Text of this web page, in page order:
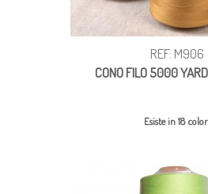
REF: M906
CONO FILO 5000
Esiste in 18